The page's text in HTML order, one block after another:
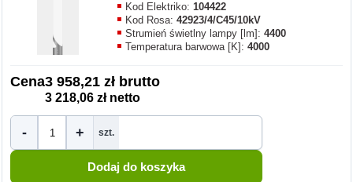
Kod Elektriko:104422
Kod Rosa:42923/4/C45/10kV
Strumień świetlny lampy [lm]:4400
Temperatura barwowa [K]:4000
Cena3 958,21 zł brutto
3 218,06 zł netto
- + szt.